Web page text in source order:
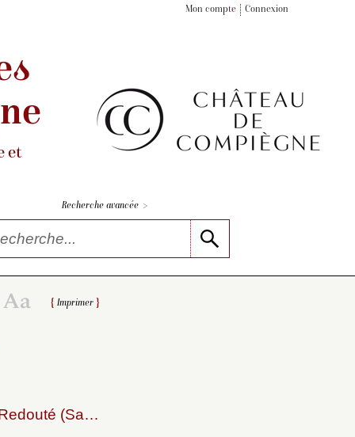
Mon compte Connexion
et
Recherche avancée >
Imprimer
Étienne Dubois (Paris, 1766 – Paris, 1839), d’après Pierre-Joseph Redouté (Saint-Hubert, 1759 – Paris, 1840)